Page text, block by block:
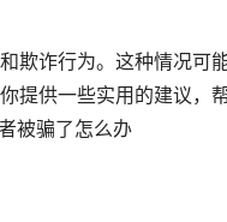
欺诈行为。这种情况可
提供一些实用的建议，
被骗了怎么办